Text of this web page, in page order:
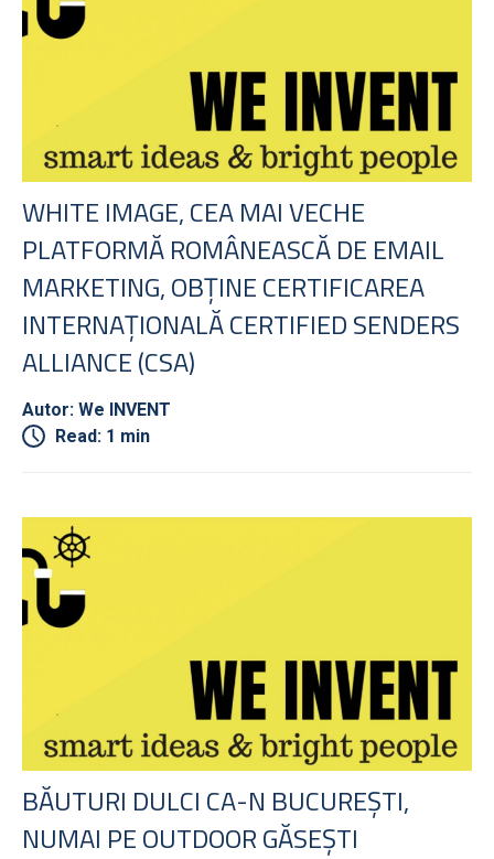
WHITE IMAGE, CEA MAI VECHE
PLATFORMĂ ROMÂNEASCĂ DE EMAIL
MARKETING, OBȚINE CERTIFICAREA
INTERNAȚIONALĂ CERTIFIED SENDERS
ALLIANCE (CSA)
Autor: We INVENT
Read: 1 min
BĂUTURI DULCI CA-N BUCUREȘTI,
NUMAI PE OUTDOOR GĂSEȘTI